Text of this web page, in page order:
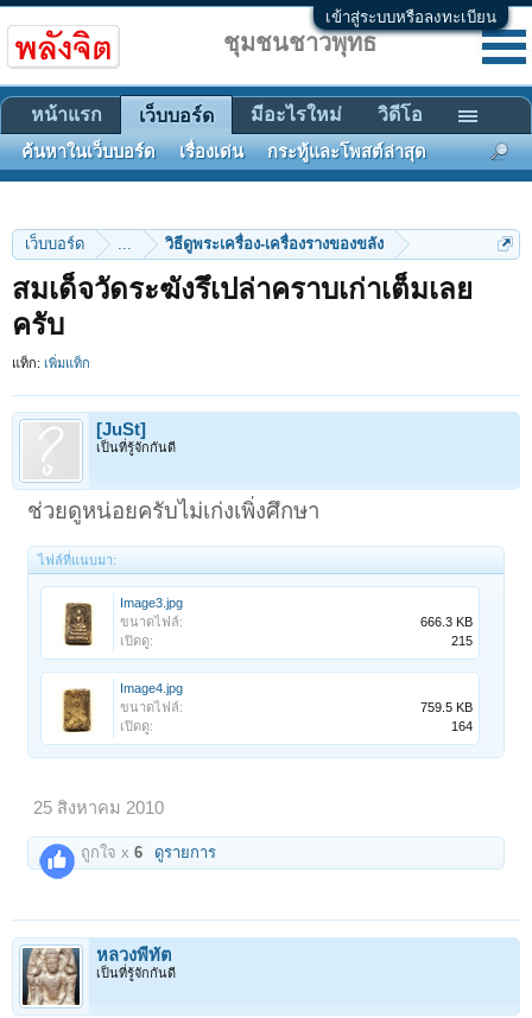
เข้าสู่ระบบหรือลงทะเบียน
เว็บบอร์ด ... วิธีดูพระเครื่อง-เครื่องรางของขลัง
สมเด็จวัดระฆังรึเปล่าคราบเก่าเต็มเลย
ครับ
แท็ก: เพิ่มแท็ก
[JuSt]
เป็นที่รู้จักกันดี
ช่วยดูหน่อยครับไม่เก่งเพิ่งศึกษา
ไฟล์ที่แนบมา:
Image3.jpg
ขนาดไฟล์:
666.3 KB
เปิดดู:
215
Image4.jpg
ขนาดไฟล์:
759.5 KB
เปิดดู:
164
25 สิงหาคม 2010
ถูกใจ x6 ดูรายการ
หลวงพี่ทัต
เป็นที่รู้จักกันดี
ชุมชนชาวพุทธ
หน้าแรก เว็บบอร์ด
ค้นหาในเว็บบอร์ด เรื่องเด่น กระทู้และโพสต์ล่าสุด
มีอะไรใหม่ วิดีโอ